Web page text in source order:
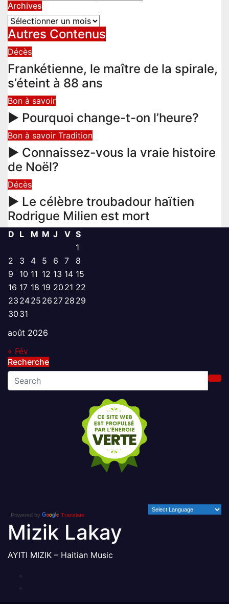
Archives
Archives
Autres Contenus
Décès
Frankétienne, le maître de la spirale,
s’éteint à 88 ans
Bon à savoir
► Pourquoi change-t-on l’heure?
Bon à savoir Tradition
► Connaissez-vous la vraie histoire
de Noël?
Décès
► Le célèbre troubadour haïtien
Rodrigue Milien est mort
août 2026
D L M M J V S
1
2
3 4 5 6 7
8
9
10 11 12 13 14 15
16 17 18 19 20 21 22
23 2425 26 27 28 29
30 31
« Fév
Recherche
Powered by Translate
Mizik Lakay
AYITI MIZIK – Haitian Music